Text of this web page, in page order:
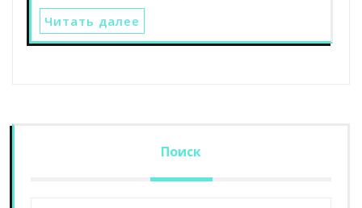
Читать далее
Поиск